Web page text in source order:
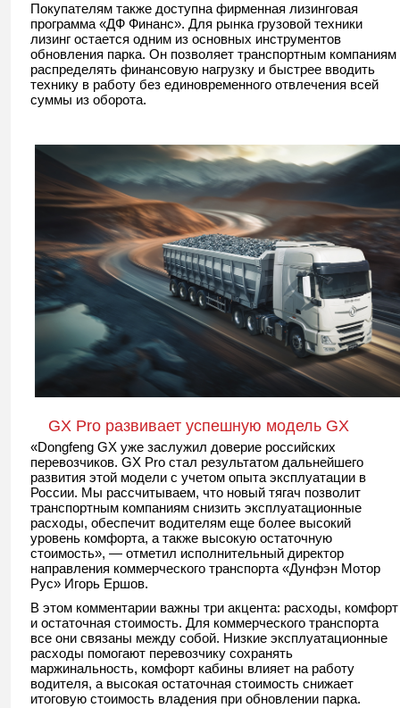
Покупателям также доступна фирменная лизинговая
программа «ДФ Финанс». Для рынка грузовой техники
лизинг остается одним из основных инструментов
обновления парка. Он позволяет транспортным компаниям
распределять финансовую нагрузку и быстрее вводить
технику в работу без единовременного отвлечения всей
суммы из оборота.
GX Pro развивает успешную модель GX
«Dongfeng GX уже заслужил доверие российских
перевозчиков. GX Pro стал результатом дальнейшего
развития этой модели с учетом опыта эксплуатации в
России. Мы рассчитываем, что новый тягач позволит
транспортным компаниям снизить эксплуатационные
расходы, обеспечит водителям еще более высокий
уровень комфорта, а также высокую остаточную
стоимость», — отметил исполнительный директор
направления коммерческого транспорта «Дунфэн Мотор
Рус» Игорь Ершов.
В этом комментарии важны три акцента: расходы, комфорт
и остаточная стоимость. Для коммерческого транспорта
все они связаны между собой. Низкие эксплуатационные
расходы помогают перевозчику сохранять
маржинальность, комфорт кабины влияет на работу
водителя, а высокая остаточная стоимость снижает
итоговую стоимость владения при обновлении парка.